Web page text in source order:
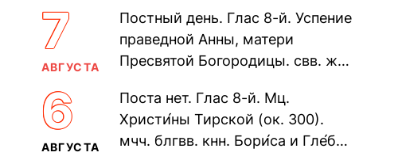
7
АВГУСТА
Постный день. Глас 8-й. Успение
праведной Анны, матери
Пресвятой Богородицы. свв. жен
прп. Евпракси́и девы,...
6
АВГУСТА
Поста нет. Глас 8-й. Мц.
Христи́ны Тирской (ок. 300).
мчч. блгвв. кнн. Бори́са и Гле́ба,